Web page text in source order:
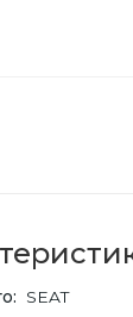
SEAT